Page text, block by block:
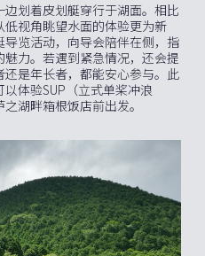
划着皮划艇穿行于湖面。相比
视角眺望水面的体验更为新
览活动，向导会陪伴在侧，指
力。若遇到紧急情况，还会提
是年长者，都能安心参与。此
体验SUP（立式单桨冲浪
湖畔箱根饭店前出发。